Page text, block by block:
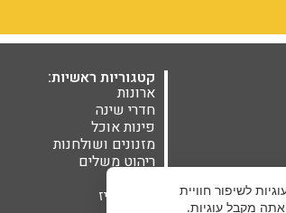
קטגוריות ראשיות:
ארונות
חדרי שינה
פינות אוכל
מזנונים ושולחנות
ריהוט משלים
אקססוריז
לשיפור חוויית
מקבל עוגיות.